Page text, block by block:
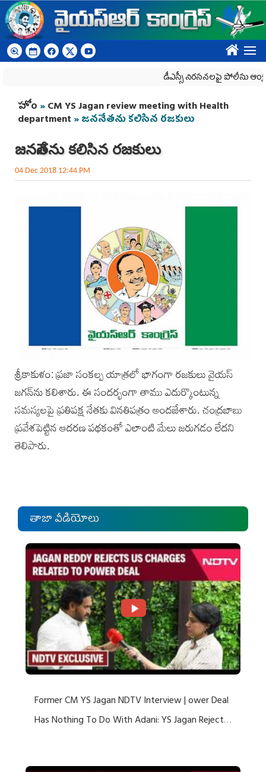
Skip to main content
????
డీఎస్సీ నిరసనలపై పోలీసు ఆంక్షలు
You are here
హోం »CM YS Jagan review meeting with Health
department » జననేతను కలిసిన రజకులు
జననేతను కలిసిన రజకులు
04 Dec 2018 12:44 PM
శ్రీకాకుళం: ప్రజా సంకల్ప యాత్రలో భాగంగా రజకులు వైయస్‌
జగన్‌ను కలిశారు. ఈ సందర్భంగా తాము ఎదుర్కొంటున్న
సమస్యలపై ప్రతిపక్ష నేతకు వినతిపత్రం అందజేశారు. చంద్రబాబు
ప్రవేశపెట్టిన ఆదరణ పథకంతో ఎలాంటి మేలు జరుగడం లేదని
తెలిపారు.
తాజా వీడియోలు
Former CM YS Jagan NDTV Interview | ower Deal
Has Nothing To Do With Adani: YS Jagan Rejects